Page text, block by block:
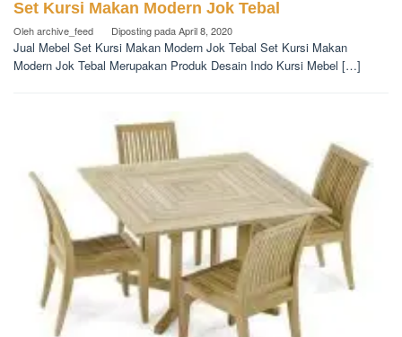
Set Kursi Makan Modern Jok Tebal
Oleharchive_feed Diposting padaApril 8, 2020
Jual Mebel Set Kursi Makan Modern Jok Tebal Set Kursi Makan
Modern Jok Tebal Merupakan Produk Desain Indo Kursi Mebel […]